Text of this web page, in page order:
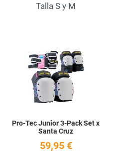
Talla S y M
Pro-Tec Junior 3-Pack Set x
Santa Cruz
59,95 €